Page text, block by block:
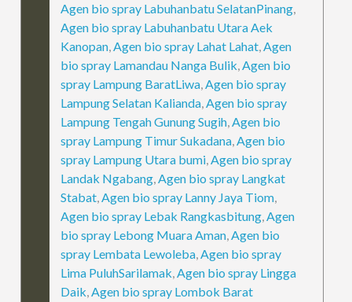
Agen bio spray Labuhanbatu SelatanPinang,
Agen bio spray Labuhanbatu Utara Aek
Kanopan,Agen bio spray Lahat Lahat,Agen
bio spray Lamandau Nanga Bulik,Agen bio
spray Lampung BaratLiwa,Agen bio spray
Lampung Selatan Kalianda,Agen bio spray
Lampung Tengah Gunung Sugih,Agen bio
spray Lampung Timur Sukadana,Agen bio
spray Lampung Utara bumi,Agen bio spray
Landak Ngabang,Agen bio spray Langkat
Stabat,Agen bio spray Lanny Jaya Tiom,
Agen bio spray Lebak Rangkasbitung,Agen
bio spray Lebong Muara Aman,Agen bio
spray Lembata Lewoleba,Agen bio spray
Lima PuluhSarilamak,Agen bio spray Lingga
Daik,Agen bio spray Lombok Barat